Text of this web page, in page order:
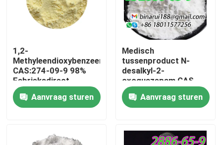
1,2-
Methyleendioxybenzeen
CAS:274-09-9 98%
Fabrieksdirect
Hoogwaardige
spotverpakking op
aanvraag
Aanvraag sturen
Medisch
tussenproduct N-
desalkyl-2-
oxoquazepam CAS
2886-65-9
Een nette vaste stof in
Aanvraag sturen